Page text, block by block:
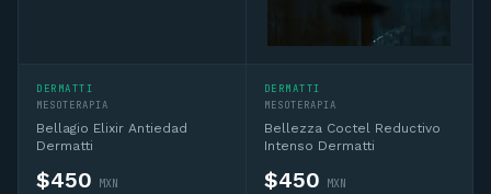
DERMATTI
MESOTERAPIA
Bellagio Elixir Antiedad
Dermatti
$450 MXN
DERMATTI
MESOTERAPIA
Bellezza Coctel Reductivo
Intenso Dermatti
$450 MXN